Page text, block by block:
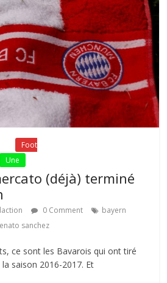
Foot
Une
(déjà) terminé
0 Comment
bayern
sanchez
ce sont les Bavarois qui ont tiré
saison 2016-2017. Et